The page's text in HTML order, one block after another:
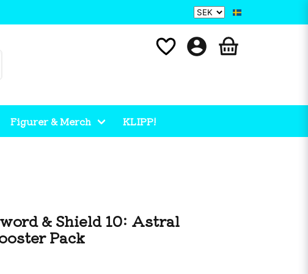
Figurer & Merch KLIPP!
& Shield 10: Astral
Pack